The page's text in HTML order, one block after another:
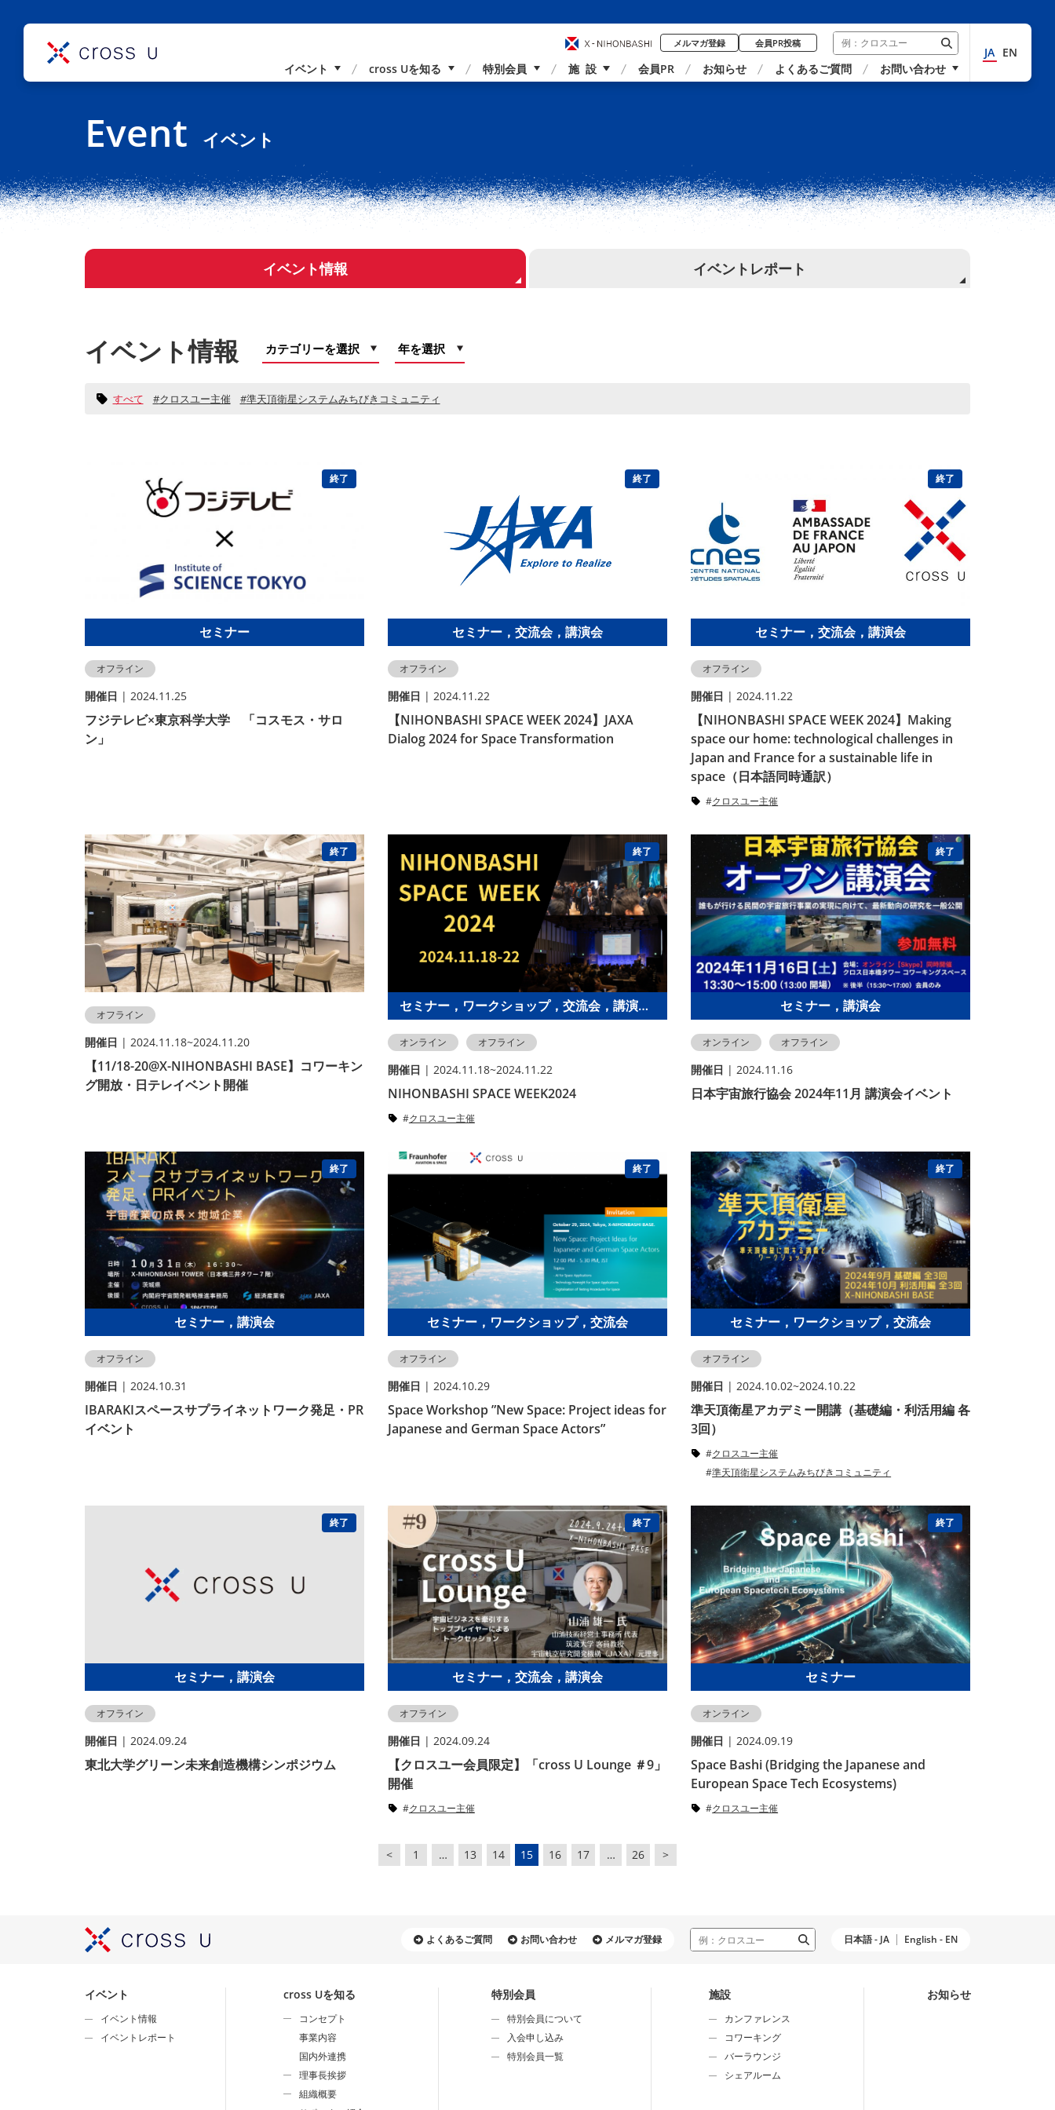
メルマガ登録 会員PR投稿
イベント
cross Uを知る
特別会員 施 設 会員PR お知らせ よくあるご質問 お問い合わせ
JA EN
Event イベント
イベント情報 イベントレポート
イベント情報
すべて クロスユー主催 準天頂衛星システムみちびきコミュニティ
終了
セミナー
オフライン
開催⽇ | 2024.11.25
フジテレビ×東京科学大学 「コスモス・サロ
ン」
終了
セミナー，交流会，講演会
オフライン
開催⽇ | 2024.11.22
【NIHONBASHI SPACE WEEK 2024】JAXA
Dialog 2024 for Space Transformation
終了
セミナー，交流会，講演会
オフライン
開催⽇ | 2024.11.22
【NIHONBASHI SPACE WEEK 2024】Making
space our home: technological challenges in
Japan and France for a sustainable life in
space（日本語同時通訳）
クロスユー主催
終了
オフライン
開催⽇ | 2024.11.18~2024.11.20
【11/18-20@X-NIHONBASHI BASE】コワーキン
グ開放・日テレイベント開催
終了
セミナー，ワークショップ，交流会，講演会，その他
オンライン オフライン
開催⽇ | 2024.11.18~2024.11.22
NIHONBASHI SPACE WEEK2024
クロスユー主催
終了
セミナー，講演会
オンライン オフライン
開催⽇ | 2024.11.16
日本宇宙旅行協会 2024年11月 講演会イベント
終了
セミナー，講演会
オフライン
開催⽇ | 2024.10.31
IBARAKIスペースサプライネットワーク発足・PR
イベント
終了
セミナー，ワークショップ，交流会
オフライン
開催⽇ | 2024.10.29
Space Workshop ”New Space: Project ideas for
Japanese and German Space Actors”
終了
セミナー，ワークショップ，交流会
オフライン
開催⽇ | 2024.10.02~2024.10.22
準天頂衛星アカデミー開講（基礎編・利活用編 各
3回）
クロスユー主催
準天頂衛星システムみちびきコミュニティ
終了
セミナー，講演会
オフライン
開催⽇ | 2024.09.24
東北大学グリーン未来創造機構シンポジウム
終了
セミナー，交流会，講演会
オフライン
開催⽇ | 2024.09.24
【クロスユー会員限定】「cross U Lounge ＃9」
開催
クロスユー主催
終了
セミナー
オンライン
開催⽇ | 2024.09.19
Space Bashi (Bridging the Japanese and
European Space Tech Ecosystems)
クロスユー主催
< 1 … 13 14 15 16 17 … 26 >
よくあるご質問 お問い合わせ メルマガ登録 日本語 - JA English - EN
イベント
イベント情報
イベントレポート
cross Uを知る
コンセプト
事業内容
国内外連携
理事長挨拶
組織概要
特別会員
特別会員について
⼊会申し込み
特別会員⼀覧
施設
カンファレンス
コワーキング
バーラウンジ
シェアルーム
お知らせ